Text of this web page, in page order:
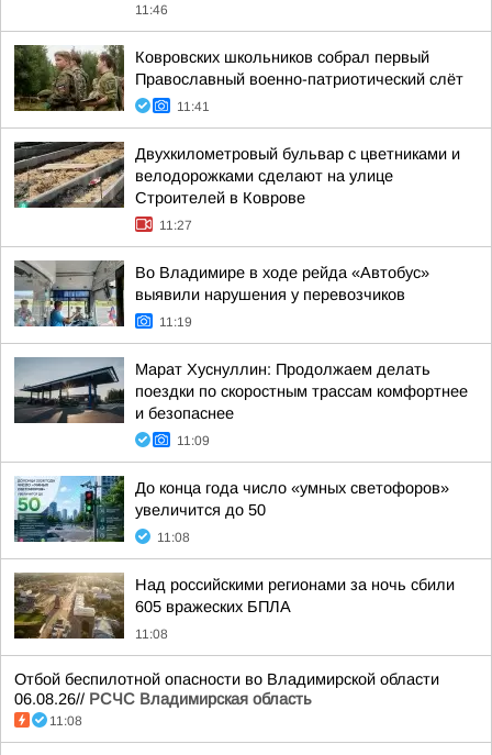
11:46
Ковровских школьников собрал первый
Православный военно-патриотический слёт
11:41
Двухкилометровый бульвар с цветниками и
велодорожками сделают на улице
Строителей в Коврове
11:27
Во Владимире в ходе рейда «Автобус»
выявили нарушения у перевозчиков
11:19
Марат Хуснуллин: Продолжаем делать
поездки по скоростным трассам комфортнее
и безопаснее
11:09
До конца года число «умных светофоров»
увеличится до 50
11:08
Над российскими регионами за ночь сбили
605 вражеских БПЛА
11:08
Отбой беспилотной опасности во Владимирской области
06.08.26// РСЧС Владимирская область
11:08